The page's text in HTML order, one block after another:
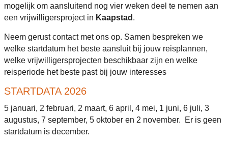
mogelijk om aansluitend nog vier weken deel te nemen aan
een vrijwilligersproject in Kaapstad .
Neem gerust contact met ons op. Samen bespreken we
welke startdatum het beste aansluit bij jouw reisplannen,
welke vrijwilligersprojecten beschikbaar zijn en welke
reisperiode het beste past bij jouw interesses
STARTDATA 2026
5 januari, 2 februari, 2 maart, 6 april, 4 mei, 1 juni, 6 juli, 3
augustus, 7 september, 5 oktober en 2 november. Er is geen
startdatum is december.